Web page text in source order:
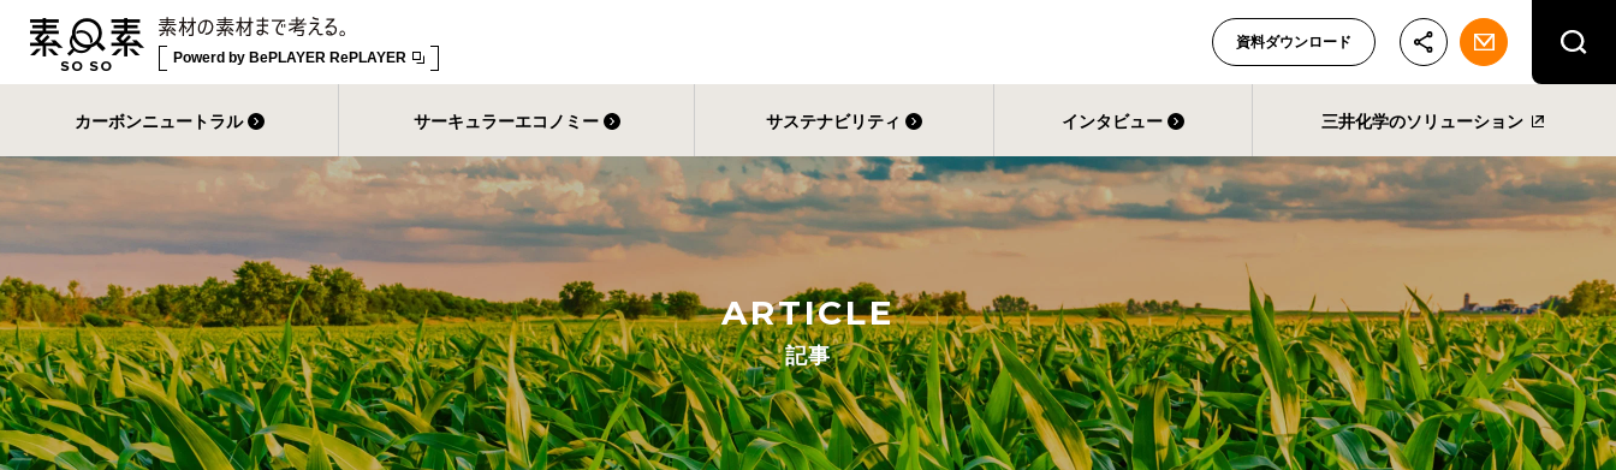
Powerd by BePLAYER RePLAYER
資料ダウンロード
カーボンニュートラル サーキュラーエコノミー サステナビリティ インタビュー 三井化学のソリューション
ARTICLE
記事